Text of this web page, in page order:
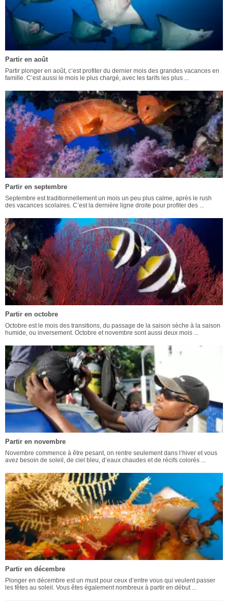
Partir en août
Partir plonger en août, c’est profiter du dernier mois des grandes vacances en
famille. C’est aussi le mois le plus chargé, avec les tarifs les plus ...
Partir en septembre
Septembre est traditionnellement un mois un peu plus calme, après le rush
des vacances scolaires. C’est la dernière ligne droite pour profiter des ...
Partir en octobre
Octobre est le mois des transitions, du passage de la saison sèche à la saison
humide, ou inversement. Octobre et novembre sont aussi deux mois ...
Partir en novembre
Novembre commence à être pesant, on rentre seulement dans l’hiver et vous
avez besoin de soleil, de ciel bleu, d’eaux chaudes et de récifs colorés ...
Partir en décembre
Plonger en décembre est un must pour ceux d’entre vous qui veulent passer
les fêtes au soleil. Vous êtes également nombreux à partir en début ...